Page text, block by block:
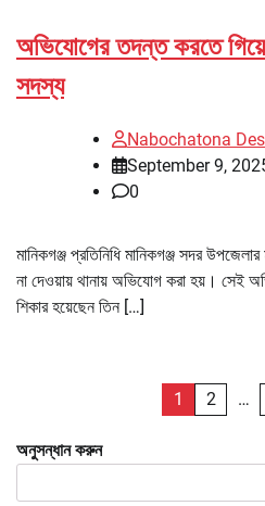
অভিযোগের তদন্ত করতে
সদস্য
Nabochatona
September 9,
0
মানিকগঞ্জ প্রতিনিধি মানিকগঞ্জ সদর
না দেওয়ায় থানায় অভিযোগ করা হয়। সেই
শিকার হয়েছেন তিন […]
pagination
1 2 …
অনুসন্ধান করুন